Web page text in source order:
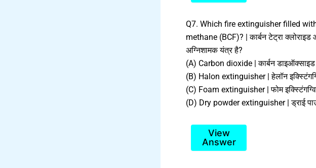
Q7. Which fire extinguisher filled
methane (BCF)? | कार्बन टेट्रा क्लोराइड
अग्निशामक यंत्र है?
(A) Carbon dioxide | कार्बन डाइऑक्साइड
(B) Halon extinguisher | हेलॉन
(C) Foam extinguisher | फोम
(D) Dry powder extinguisher | ड्राई
View
Answer